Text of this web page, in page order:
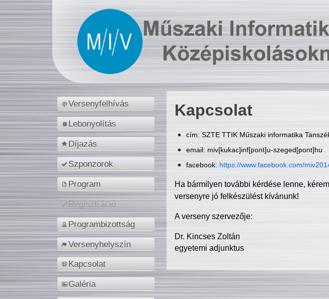
Versenyfelhívás
Lebonyolítás
Díjazás
Szponzorok
Program
Regisztráció
Programbizottság
Versenyhelyszín
Kapcsolat
Galéria
Kapcsolat
cím: SZTE TTIK Műszaki informatika
email: miv[kukac]inf[pont]u-szeged[pont]hu
facebook: https://www.facebook.com/
Ha bármilyen további kérdése lenne,
versenyre jó felkészülést kívánunk!
A verseny szervezője:
Dr. Kincses Zoltán
egyetemi adjunktus